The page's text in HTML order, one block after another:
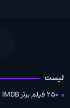
لیست
250 فیلم برتر IMDB